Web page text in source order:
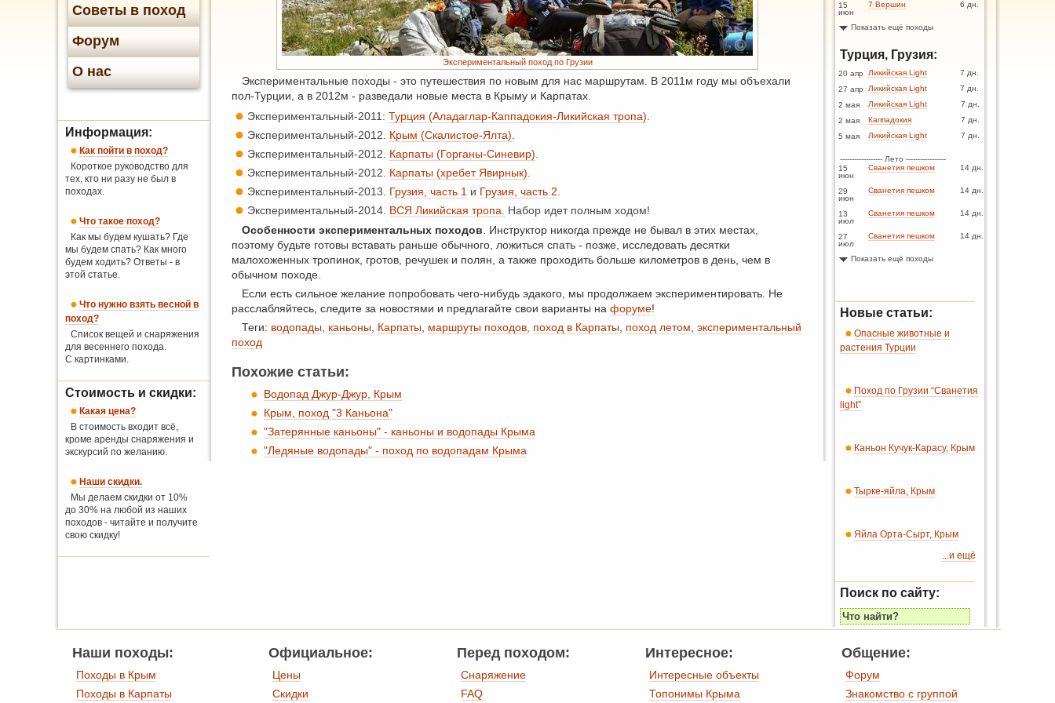
Экспериментальный поход по Грузии
Экспериментальные походы - это путешествия по новым для нас маршрутам. В 2011м году мы объехали
пол-Турции, а в 2012м - разведали новые места в Крыму и Карпатах.
Экспериментальный-2011: Турция (Аладаглар-Каппадокия-Ликийская тропа)
Экспериментальный-2012. Крым (Скалистое-Ялта)
Экспериментальный-2012. Карпаты (Горганы-Синевир)
Экспериментальный-2012. Карпаты (хребет Явирнык)
Экспериментальный-2013. Грузия, часть 1 и Грузия, часть 2
Экспериментальный-2014. ВСЯ Ликийская тропа.
Набор идет полным ходом!
Особенности экспериментальных походов . Инструктор никогда прежде не бывал в этих местах,
поэтому будьте готовы вставать раньше обычного, ложиться спать - позже, исследовать десятки
малохоженных тропинок, гротов, речушек и полян, а также проходить больше километров в день, чем в
обычном походе.
Если есть сильное желание попробовать чего-нибудь эдакого, мы продолжаем экспериментировать. Не
расслабляйтесь, следите за новостями и предлагайте свои варианты на форуме!
Теги: водопады каньоны Карпаты маршруты походов поход в Карпаты поход летом экспериментальный
поход
Похожие статьи:
Водопад Джур-Джур, Крым
Крым, поход "3 Каньона"
"Затерянные каньоны" - каньоны и водопады Крыма
"Ледяные водопады" - поход по водопадам Крыма
Советы в поход
Форум
О нас
Информация:
Как пойти в поход?
Короткое руководство для
тех, кто ни разу не был в
походах.
Что такое поход?
Как мы будем кушать? Где
мы будем спать? Как много
будем ходить? Ответы - в
этой статье.
Что нужно взять весной в
поход?
Список вещей и снаряжения
для весеннего похода.
С картинками.
Стоимость и скидки:
Какая цена?
В стоимость входит всё,
кроме аренды снаряжения и
экскурсий по желанию.
Наши скидки.
Мы делаем скидки от 10%
до 30% на любой из наших
походов - читайте и получите
свою скидку!
15
июн
7 Вершин 6 дн.
Показать ещё походы
Турция, Грузия:
20 апр Ликийская Light
7 дн.
27 апр
Ликийская Light
7 дн.
2 мая
Ликийская Light
7 дн.
2 мая
Каппадокия
7 дн.
5 мая
Ликийская Light 7 дн.
------------------ Лето -----------------
15
июн
Сванетия пешком 14 дн.
29
июн
Сванетия пешком 14 дн.
13
июл
Сванетия пешком 14 дн.
27
июл
Сванетия пешком 14 дн.
Показать ещё походы
Новые статьи:
Опасные животные и
растения Турции
Поход по Грузии “Сванетия
light”
Каньон Кучук-Карасу, Крым
Тырке-яйла, Крым
Яйла Орта-Сырт, Крым
...и ещё
Поиск по сайту:
Наши походы:
Походы в Крым
Походы в Карпаты
Официальное:
Цены
Скидки
Перед походом:
Снаряжение
FAQ
Интересное:
Интересные объекты
Топонимы Крыма
Общение:
Форум
Знакомство с группой